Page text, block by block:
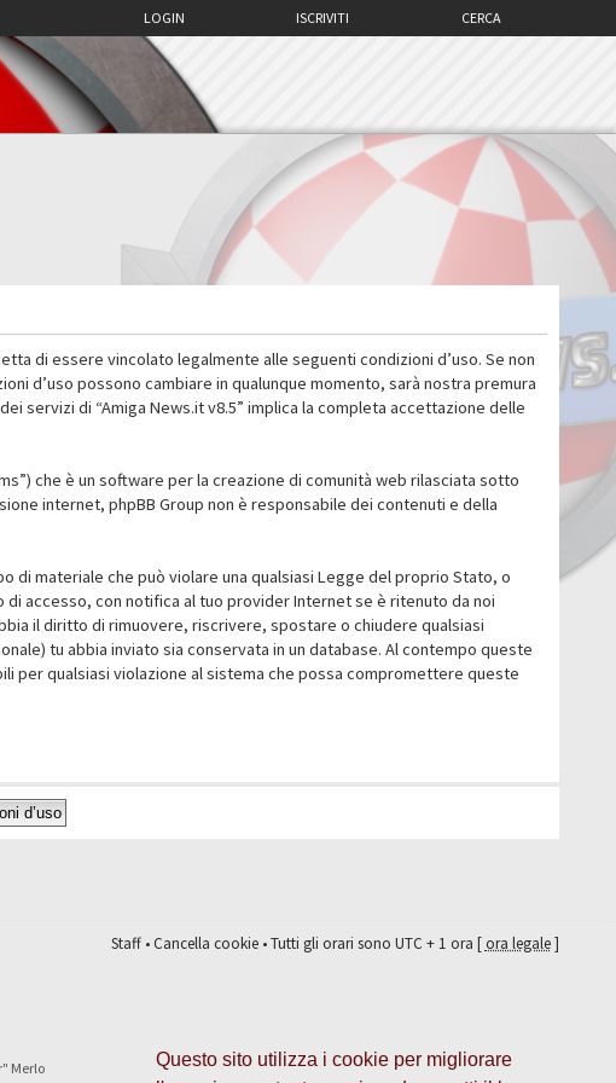
Questo sito utilizza i cookie per migliorare
CERCA
ISCRIVITI
LOGIN
di essere vincolato legalmente alle seguenti condizioni d’uso. Se non
d’uso possono cambiare in qualunque momento, sarà nostra premura
servizi di “Amiga News.it v8.5” implica la completa accettazione delle
che è un software per la creazione di comunità web rilasciata sotto
internet, phpBB Group non è responsabile dei contenuti e della
di materiale che può violare una qualsiasi Legge del proprio Stato, o
accesso, con notifica al tuo provider Internet se è ritenuto da noi
il diritto di rimuovere, riscrivere, spostare o chiudere qualsiasi
tu abbia inviato sia conservata in un database. Al contempo queste
per qualsiasi violazione al sistema che possa compromettere queste
Staff•Cancella cookie• Tutti gli orari sono UTC + 1 ora [ora legale]
Merlo